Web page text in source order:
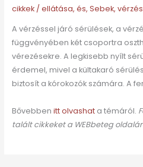
cikkek/ ellátása, és, Sebek,
A vérzéssel járó sérülések, a
függvényében két csoportra
vérezésekre. A legkisebb nyílt
érdemel, mivel a kültakaró
biztosít a kórokozók számára. A
Bővebben itt olvashat a témáról.
talált cikkeket a WEBbeteg